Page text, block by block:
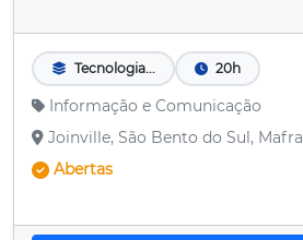
Tecnologia... 20h
Informação e Comunicação
Joinville, São Bento do Sul, Mafra
Abertas